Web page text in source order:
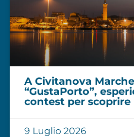
A Civitanova Marche
“GustaPorto”,
contest per
9 Luglio 2026